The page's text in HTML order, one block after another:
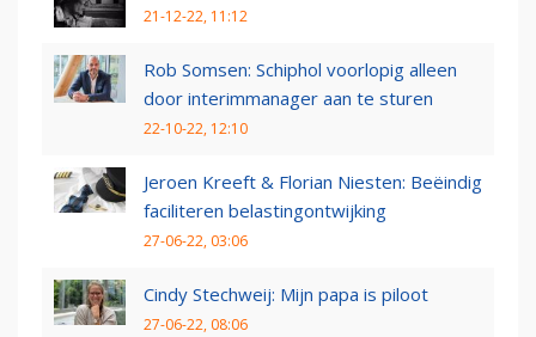
21-12-22, 11:12
Rob Somsen: Schiphol voorlopig alleen
door interimmanager aan te sturen
22-10-22, 12:10
Jeroen Kreeft & Florian Niesten: Beëindig
faciliteren belastingontwijking
27-06-22, 03:06
Cindy Stechweij: Mijn papa is piloot
27-06-22, 08:06